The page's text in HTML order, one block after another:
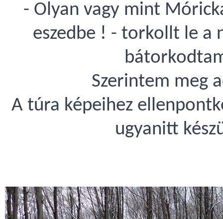
- Olyan vagy mint
eszedbe ! - torkollt le a
Szerintem meg
A túra képeihez
ugyanitt